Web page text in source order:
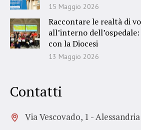
15 Maggio 2026
Raccontare le realtà di
all’interno
con la Diocesi
13 Maggio 2026
Contatti
Via Vescovado, 1 - Alessandria